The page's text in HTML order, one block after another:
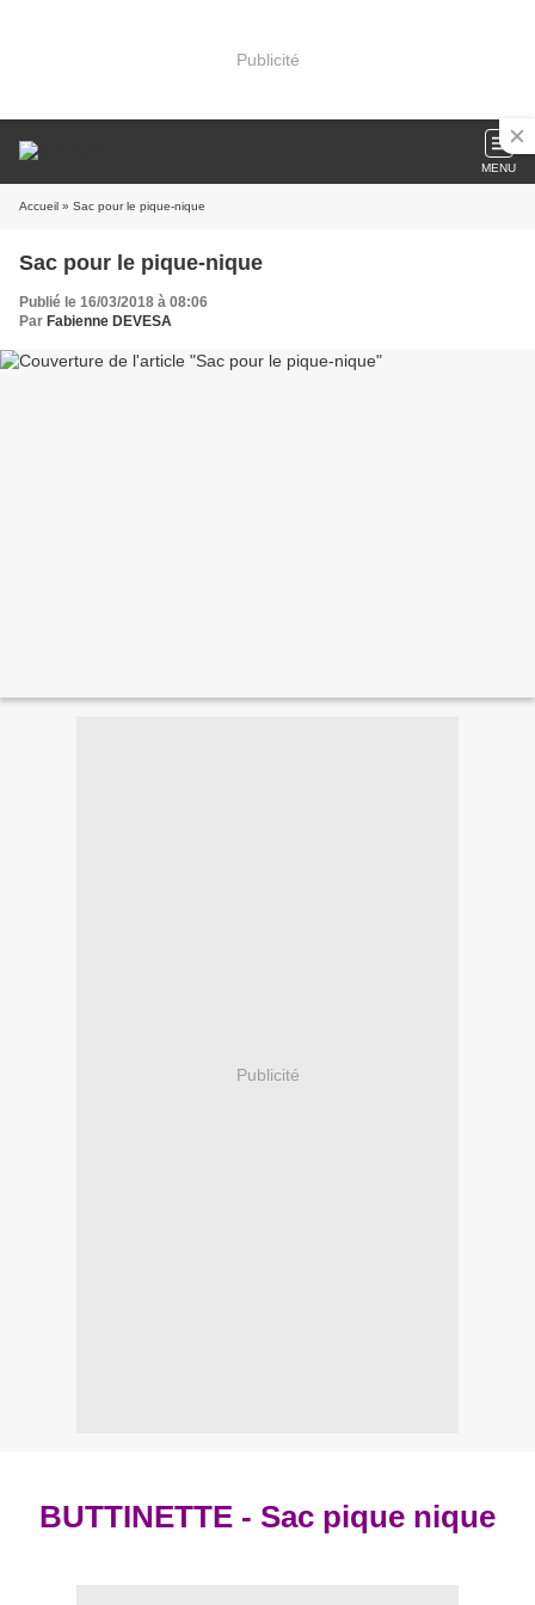
Publicité
MENU
Accueil » Sac pour le pique-nique
Sac pour le pique-nique
Publié le 16/03/2018 à 08:06
Par Fabienne DEVESA
Publicité
BUTTINETTE - Sac pique nique